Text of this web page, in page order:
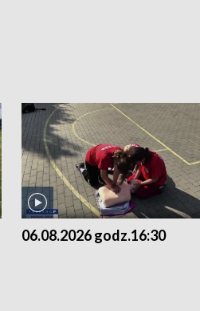
06.08.2026 godz.16:30